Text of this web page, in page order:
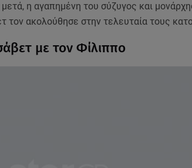
η αγαπημένη του σύζυγος και
τον ακολούθησε στην τελευταία τους
με τον Φίλιππο